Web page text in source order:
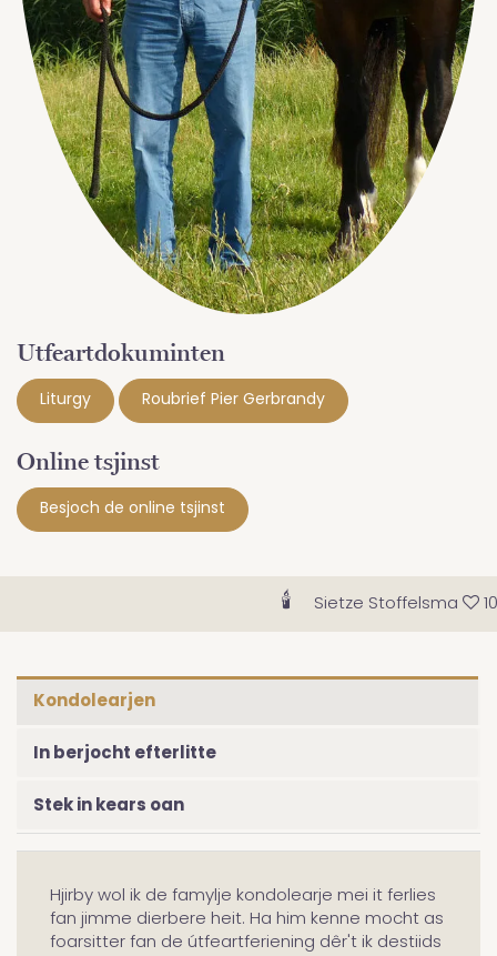
Utfeartdokuminten
Liturgy Roubrief Pier Gerbrandy
Online tsjinst
Besjoch de online tsjinst
Sietze Stoffelsma 10-
Kondolearjen
In berjocht efterlitte
Stek in kears oan
Hjirby wol ik de famylje kondolearje mei it ferlies
fan jimme dierbere heit. Ha him kenne mocht as
foarsitter fan de útfeartferiening dêr't ik destiids